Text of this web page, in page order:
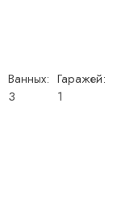
Ванных:
3
Гаражей:
1